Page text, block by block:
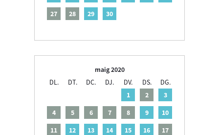
27
28 29 30
maig 2020
DL.
DT. DC. DJ. DV. DS.
DG.
1
2
3
4
5 6 7 8 9
10
11
12 13 14 15 16
17